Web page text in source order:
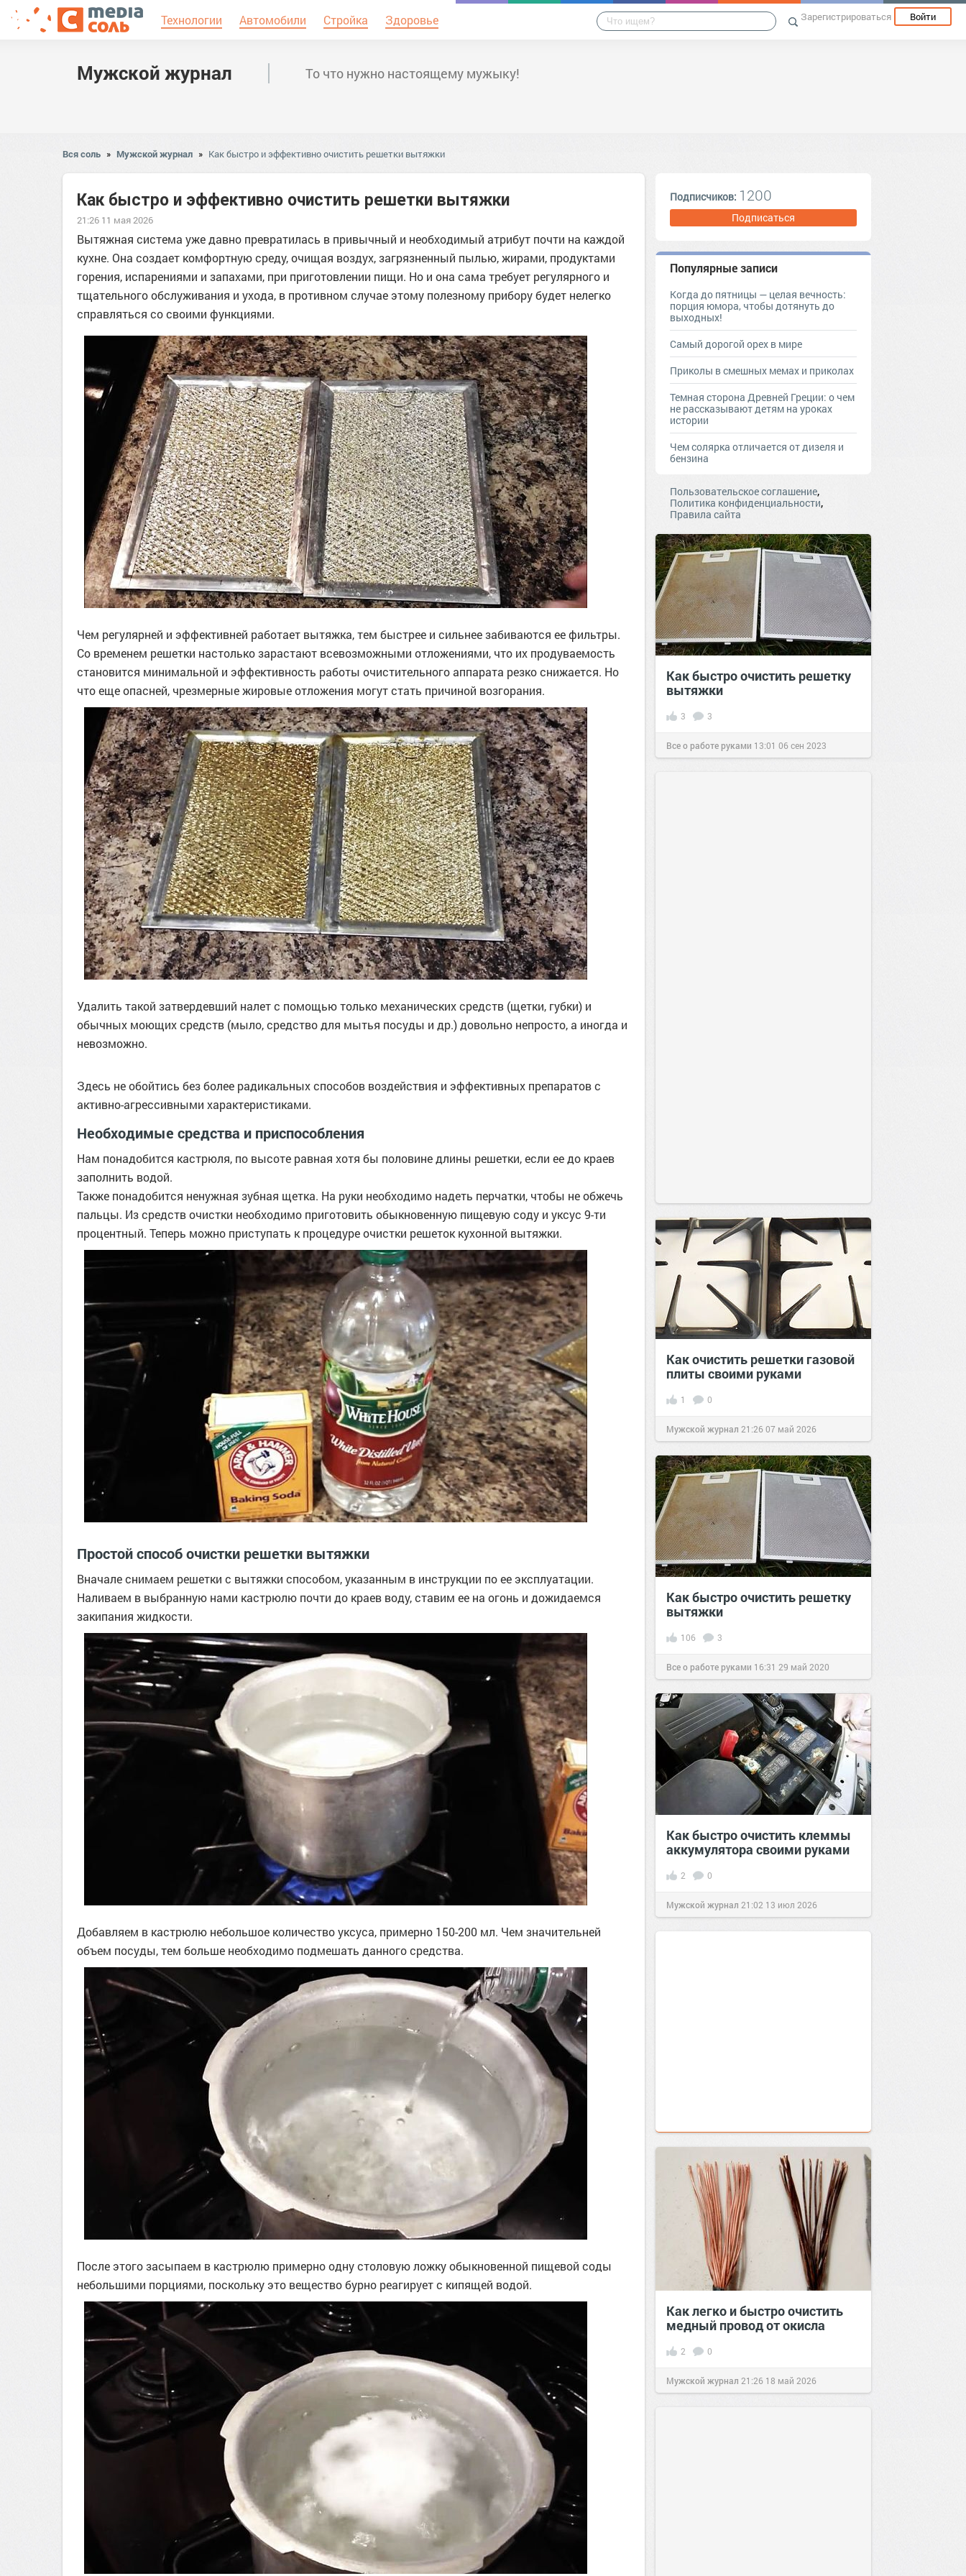
Технологии Автомобили Стройка Здоровье Зарегистрироваться Войти
Мужской журнал То что нужно настоящему мужыку!
Вся соль » Мужской журнал » Как быстро и эффективно очистить решетки вытяжки
Как быстро и эффективно очистить решетки вытяжки
21:26 11 мая 2026
Вытяжная система уже давно превратилась в привычный и необходимый атрибут почти на каждой
кухне. Она создает комфортную среду, очищая воздух, загрязненный пылью, жирами, продуктами
горения, испарениями и запахами, при приготовлении пищи. Но и она сама требует регулярного и
тщательного обслуживания и ухода, в противном случае этому полезному прибору будет нелегко
справляться со своими функциями.
Чем регулярней и эффективней работает вытяжка, тем быстрее и сильнее забиваются ее фильтры.
Со временем решетки настолько зарастают всевозможными отложениями, что их продуваемость
становится минимальной и эффективность работы очистительного аппарата резко снижается. Но
что еще опасней, чрезмерные жировые отложения могут стать причиной возгорания.
Удалить такой затвердевший налет с помощью только механических средств (щетки, губки) и
обычных моющих средств (мыло, средство для мытья посуды и др.) довольно непросто, а иногда и
невозможно.
Здесь не обойтись без более радикальных способов воздействия и эффективных препаратов с
активно-агрессивными характеристиками.
Необходимые средства и приспособления
Нам понадобится кастрюля, по высоте равная хотя бы половине длины решетки, если ее до краев
заполнить водой.
Также понадобится ненужная зубная щетка. На руки необходимо надеть перчатки, чтобы не обжечь
пальцы. Из средств очистки необходимо приготовить обыкновенную пищевую соду и уксус 9-ти
процентный. Теперь можно приступать к процедуре очистки решеток кухонной вытяжки.
Простой способ очистки решетки вытяжки
Вначале снимаем решетки с вытяжки способом, указанным в инструкции по ее эксплуатации.
Наливаем в выбранную нами кастрюлю почти до краев воду, ставим ее на огонь и дожидаемся
закипания жидкости.
Добавляем в кастрюлю небольшое количество уксуса, примерно 150-200 мл. Чем значительней
объем посуды, тем больше необходимо подмешать данного средства.
После этого засыпаем в кастрюлю примерно одну столовую ложку обыкновенной пищевой соды
небольшими порциями, поскольку это вещество бурно реагирует с кипящей водой.
Подписчиков: 1200
Подписаться
Популярные записи
Когда до пятницы — целая вечность:
порция юмора, чтобы дотянуть до
выходных!
Самый дорогой орех в мире
Приколы в смешных мемах и приколах
Темная сторона Древней Греции: о чем
не рассказывают детям на уроках
истории
Чем солярка отличается от дизеля и
бензина
Пользовательское соглашение,
Политика конфиденциальности,
Правила сайта
Как быстро очистить решетку
вытяжки
3 3
Все о работе руками 13:01 06 сен 2023
Как очистить решетки газовой
плиты своими руками
1 0
Мужской журнал 21:2607 май 2026
Как быстро очистить решетку
вытяжки
106 3
Все о работе руками 16:31 29 май 2020
Как быстро очистить клеммы
аккумулятора своими руками
2 0
Мужской журнал 21:02 13 июл 2026
Как легко и быстро очистить
медный провод от окисла
2 0
Мужской журнал 21:26 18 май 2026